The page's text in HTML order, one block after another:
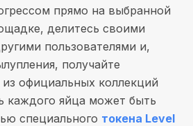
прямо на выбранной
делитесь своими
пользователями и,
получайте
официальных коллекций
каждого яйца может быть
специального токена Level